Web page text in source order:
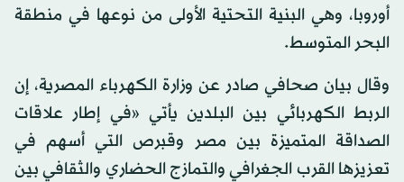
أوروبا، وهي البنية التحتية الأولى من نوعها في منطقة
البحر المتوسط.
وقال بيان صحافي صادر عن وزارة الكهرباء المصرية، إن
الربط الكهربائي بين البلدين يأتي «في إطار علاقات
الصداقة المتميزة بين مصر وقبرص التي أسهم في
تعزيزها القرب الجغرافي والتمازج الحضاري والثقافي بين